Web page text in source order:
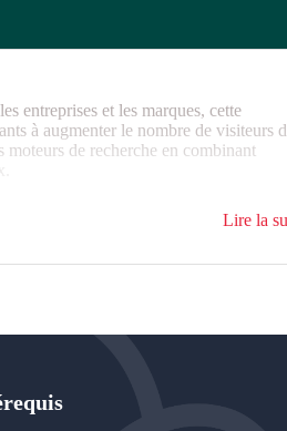
entreprises et les marques, cette
à augmenter le nombre de visiteurs
de recherche en combinant
Lire la